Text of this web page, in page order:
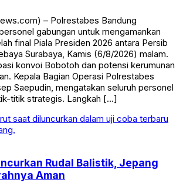
– Polrestabes Bandung
gabungan untuk mengamankan
final Piala Presiden 2026 antara Persib
Surabaya, Kamis (6/8/2026) malam.
konvoi Bobotoh dan potensi kerumunan
Kepala Bagian Operasi Polrestabes
Saepudin, mengatakan seluruh personel
titik strategis. Langkah […]
Rudal Balistik, Jepang
Aman